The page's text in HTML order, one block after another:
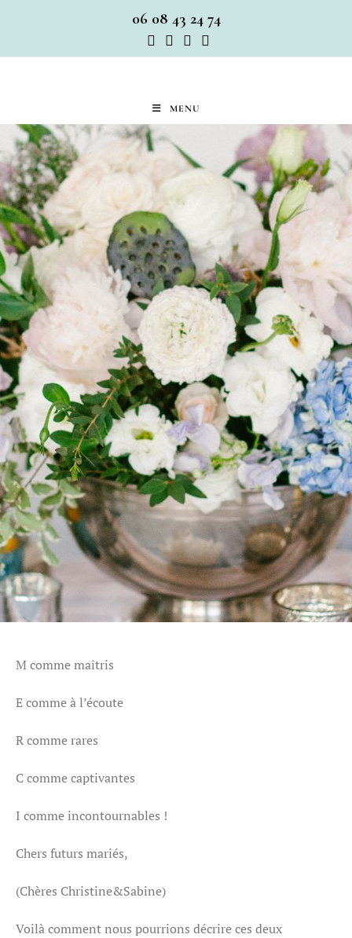
06 08 43 24 74
MENU
M comme maîtris
E comme à l’écoute
R comme rares
C comme captivantes
I comme incontournables !
Chers futurs mariés,
(Chères Christine&Sabine)
Voilà comment nous pourrions décrire ces deux